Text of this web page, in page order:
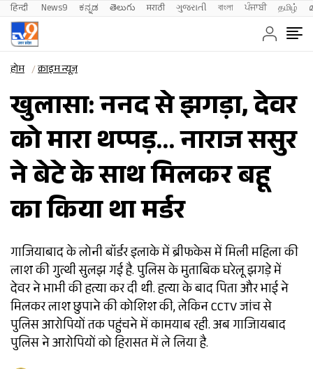
हिन्दी News9 ಕನ್ನಡ తెలుగు मराठी ગુજરાતી বাংলা ਪੰਜਾਬੀ தமிழ்
होम क्राइम न्यूज़
खुलासा: ननद से झगड़ा, देवर
को मारा थप्पड़… नाराज ससुर
ने बेटे के साथ मिलकर बहू
का किया था मर्डर
गाजियाबाद के लोनी बॉर्डर इलाके में ब्रीफकेस में मिली महिला की
लाश की गुत्थी सुलझ गई है. पुलिस के मुताबिक घरेलू झगड़े में
देवर ने भाभी की हत्या कर दी थी. हत्या के बाद पिता और भाई ने
मिलकर लाश छुपाने की कोशिश की, लेकिन CCTV जांच से
पुलिस आरोपियों तक पहुंचने में कामयाब रही. अब गाजिायबाद
पुलिस ने आरोपियों को हिरासत में ले लिया है.